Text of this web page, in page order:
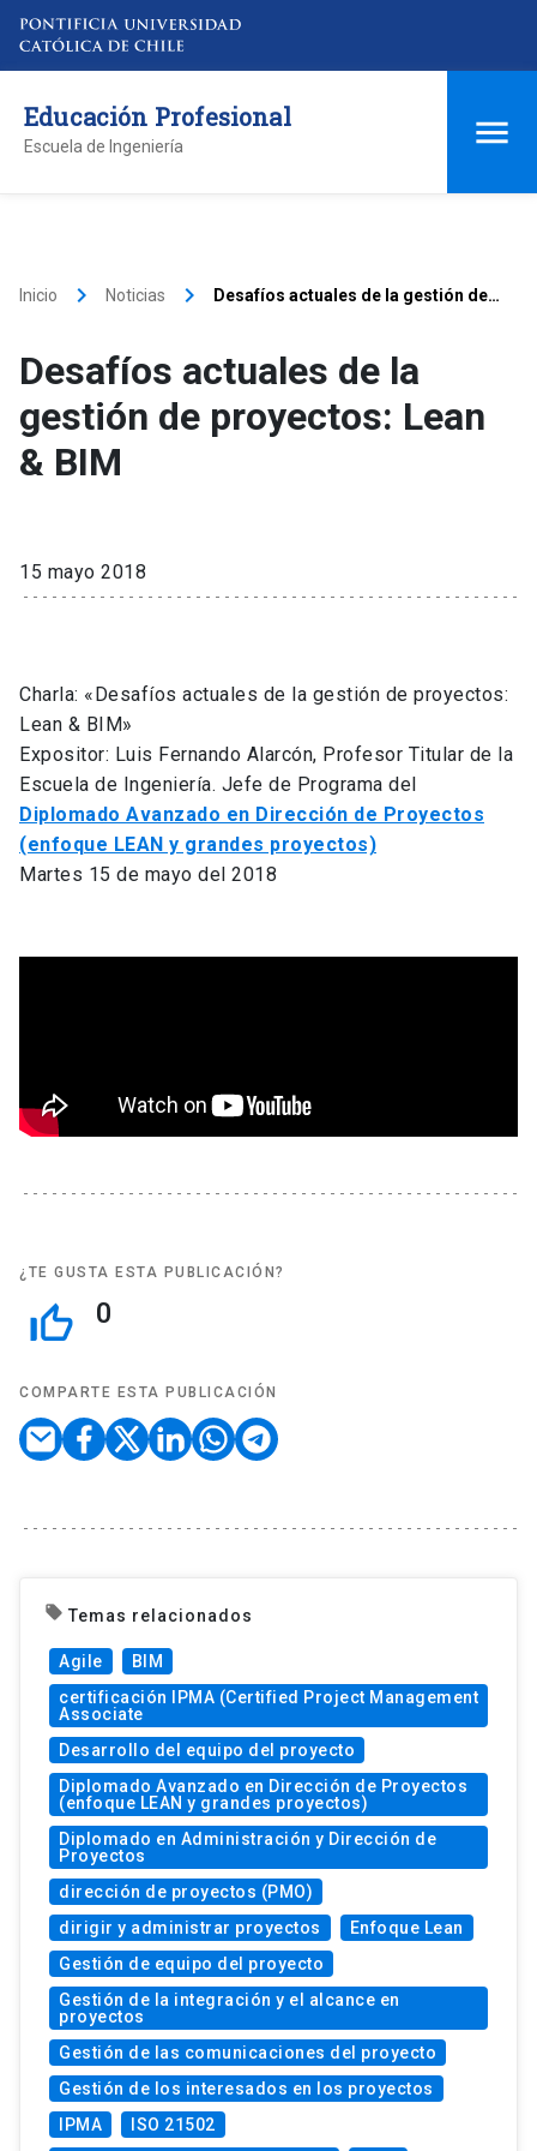
Educación Profesional
Escuela de Ingeniería
Inicio keyboard_arrow_right Noticias keyboard_arrow_right
Desafíos actuales de la gestión de
Desafíos actuales de la
gestión de proyectos: Lean
& BIM
15 mayo 2018
Charla: «Desafíos actuales de la gestión de proyectos:
Lean & BIM»
Expositor: Luis Fernando Alarcón, Profesor Titular de la
Escuela de Ingeniería. Jefe de Programa del
Diplomado Avanzado en Dirección de Proyectos
(enfoque LEAN y grandes proyectos)
Martes 15 de mayo del 2018
¿TE GUSTA ESTA PUBLICACIÓN?
thumb_up_off_alt 0
COMPARTE ESTA PUBLICACIÓN
local_offer Temas relacionados
Agile
BIM
certificación IPMA (Certified Project Management
Associate
Desarrollo del equipo del proyecto
Diplomado Avanzado en Dirección de Proyectos
(enfoque LEAN y grandes proyectos)
Diplomado en Administración y Dirección de
Proyectos
dirección de proyectos (PMO)
dirigir y administrar proyectos
Enfoque Lean
Gestión de equipo del proyecto
Gestión de la integración y el alcance en
proyectos
Gestión de las comunicaciones del proyecto
Gestión de los interesados en los proyectos
IPMA
ISO 21502